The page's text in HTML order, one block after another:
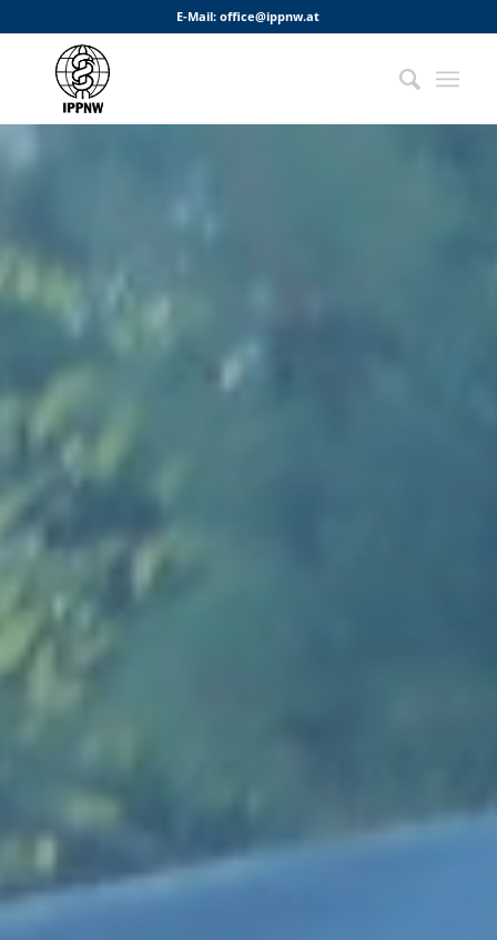
E-Mail:office@ippnw.at